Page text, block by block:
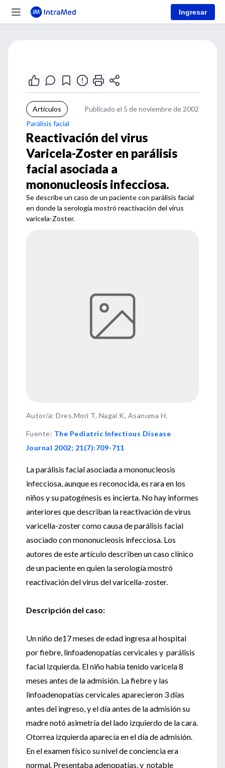
Ingresar
Artículos
Publicado el 5 de noviembre de 2002
Parálisis facial
Reactivación del virus
Varicela-Zoster en parálisis
facial asociada a
mononucleosis infecciosa.
Se describe un caso de un paciente con parálisis facial
en donde la serología mostró reactivación del virus
varicela-Zoster.
Autor/a: Dres.Mori T, Nagai K, Asanuma H.
Fuente: The Pediatric Infectious Disease
Journal 2002; 21(7):709-711
La parálisis facial asociada a mononucleosis
infecciosa, aunque es reconocida, es rara en los
niños y su patogénesis es incierta. No hay informes
anteriores que describan la reactivación de virus
varicella-zoster como causa de parálisis facial
asociado con mononucleosis infecciosa. Los
autores de este artículo describen un caso clínico
de un paciente en quien la serología mostró
reactivación del virus del varicella-zoster.
Descripción del caso:
Un niño de17 meses de edad ingresa al hospital
por fiebre, linfoadenopatías cervicales y parálisis
facial izquierda. El niño había tenido varicela 8
meses antes de la admisión. La fiebre y las
linfoadenopatías cervicales aparecieron 3 días
antes del ingreso, y el día antes de la admisión su
madre notó asimetría del lado izquierdo de la cara.
Otorrea izquierda aparecía en el día de admisión.
En el examen físico su nivel de conciencia era
normal. Presentaba adenopatías, y notable